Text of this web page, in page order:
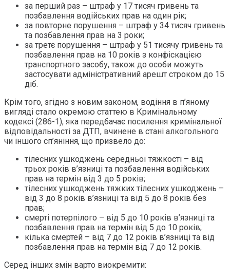
за перший раз – штраф у 17 тисяч гривень та
позбавлення водійських прав на один рік;
за повторне порушення – штраф у 34 тисяч гривень
та позбавлення прав на 3 роки;
за третє порушення – штраф у 51 тисячу гривень та
позбавлення прав на 10 років з конфіскацією
транспортного засобу, також до особи можуть
застосувати адміністративний арешт строком до 15
діб.
Крім того, згідно з новим законом, водіння в п’яному
вигляді стало окремою статтею в Кримінальному
кодексі (286-1), яка передбачає посилення кримінальної
відповідальності за ДТП, вчинене в стані алкогольного
чи іншого сп’яніння, що призвело до:
тілесних ушкоджень середньої тяжкості – від
трьох років в’язниці та позбавлення водійських
прав на термін від 3 до 5 років;
тілесних ушкоджень тяжких тілесних ушкоджень –
від 3 до 8 років в’язниці та від 5 до 8 років без
прав;
смерті потерпілого – від 5 до 10 років в’язниці та
позбавлення прав на термін від 5 до 10 років;
кілька смертей – від 7 до 12 років в’язниці та від
позбавлення прав на термін від 7 до 12 років.
Серед інших змін варто виокремити: